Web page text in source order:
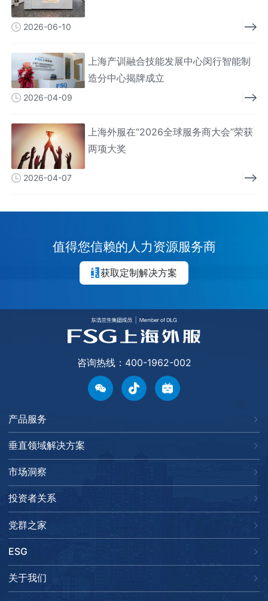
2026-06-10
上海产训融合技能发展中心闵行智能制
造分中心揭牌成立
2026-04-09
上海外服在“2026全球服务商大会”荣获
两项大奖
2026-04-07
值得您信赖的人力资源服务商
获取定制解决方案
咨询热线：400-1962-002
产品服务
垂直领域解决方案
市场洞察
投资者关系
党群之家
ESG
关于我们